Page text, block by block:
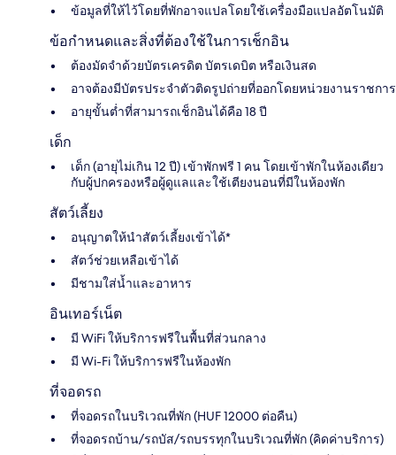
ข้อมูลที่ให้ไว้โดยที่พักอาจแปลโดยใช้เครื่องมือแปลอัตโนมัติ
ข้อกำหนดและสิ่งที่ต้องใช้ในการเช็กอิน
ต้องมัดจำด้วยบัตรเครดิต บัตรเดบิต หรือเงินสด
อาจต้องมีบัตรประจำตัวติดรูปถ่ายที่ออกโดยหน่วยงานราชการ
อายุขั้นต่ำที่สามารถเช็กอินได้คือ 18 ปี
เด็ก
เด็ก (อายุไม่เกิน 12 ปี) เข้าพักฟรี 1 คน โดยเข้าพักในห้องเดียว
กับผู้ปกครองหรือผู้ดูแลและใช้เตียงนอนที่มีในห้องพัก
สัตว์เลี้ยง
อนุญาตให้นำสัตว์เลี้ยงเข้าได้*
สัตว์ช่วยเหลือเข้าได้
มีชามใส่น้ำและอาหาร
อินเทอร์เน็ต
มี WiFi ให้บริการฟรีในพื้นที่ส่วนกลาง
มี Wi-Fi ให้บริการฟรีในห้องพัก
ที่จอดรถ
ที่จอดรถในบริเวณที่พัก (HUF 12000 ต่อคืน)
ที่จอดรถบ้าน/รถบัส/รถบรรทุกในบริเวณที่พัก (คิดค่าบริการ)